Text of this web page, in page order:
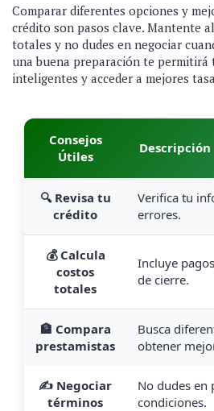
Comparar diferentes opciones y
crédito son pasos clave. Mantente
totales y no dudes en negociar
una buena preparación te permitirá
inteligentes y acceder a mejores
Consejos
Útiles
Descripción
🔍 Revisa tu
crédito
Verifica tu
errores.
💰 Calcula
costos
totales
Incluye
de cierre.
🏦 Compara
prestamistas
Busca
obtener
✍️ Negociar
términos
No dudes en
condiciones.